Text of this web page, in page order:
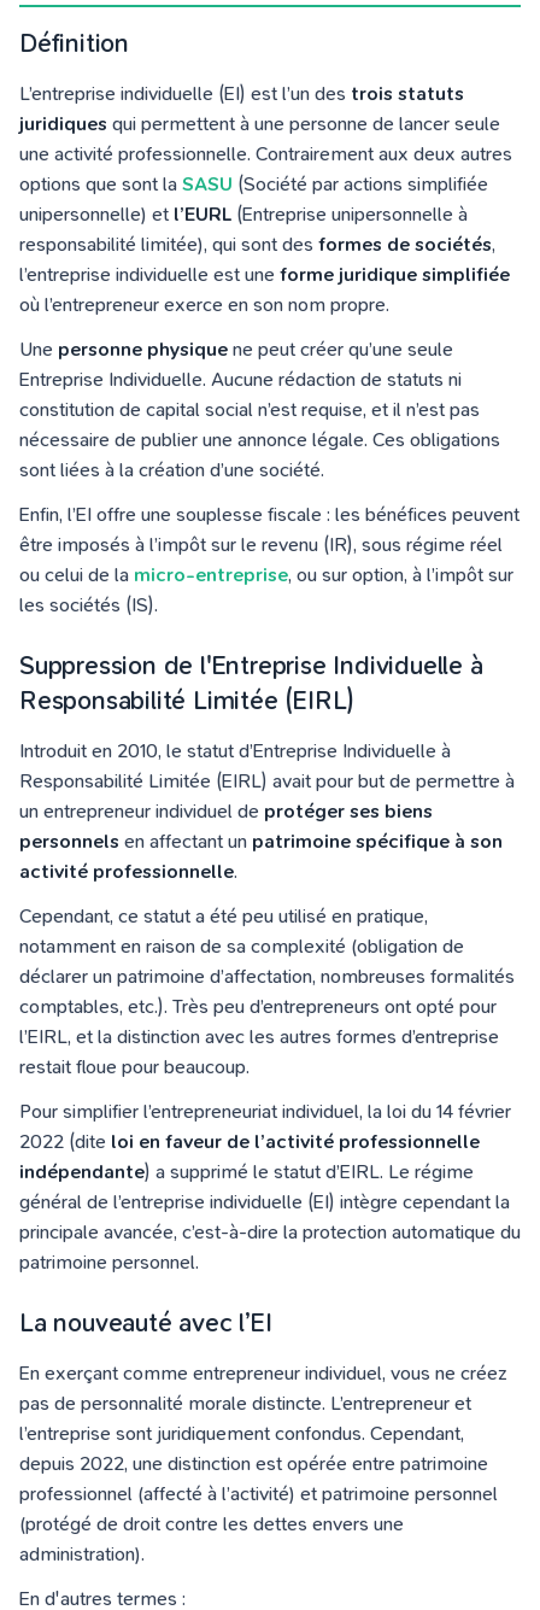
Définition
L’entreprise individuelle (EI) est l’un des trois statuts
juridiques qui permettent à une personne de lancer seule
une activité professionnelle. Contrairement aux deux autres
options que sont la SASU (Société par actions simplifiée
unipersonnelle) et l’EURL (Entreprise unipersonnelle à
responsabilité limitée), qui sont des formes de sociétés,
l’entreprise individuelle est une forme juridique simplifiée
où l’entrepreneur exerce en son nom propre.
Une personne physique ne peut créer qu’une seule
Entreprise Individuelle. Aucune rédaction de statuts ni
constitution de capital social n’est requise, et il n’est pas
nécessaire de publier une annonce légale. Ces obligations
sont liées à la création d’une société.
Enfin, l’EI offre une souplesse fiscale : les bénéfices peuvent
être imposés à l’impôt sur le revenu (IR), sous régime réel
ou celui de la micro-entreprise, ou sur option, à l’impôt sur
les sociétés (IS).
Suppression de l'Entreprise Individuelle à
Responsabilité Limitée (EIRL)
Introduit en 2010, le statut d’Entreprise Individuelle à
Responsabilité Limitée (EIRL) avait pour but de permettre à
un entrepreneur individuel de protéger ses biens
personnels en affectant un patrimoine spécifique à son
activité professionnelle.
Cependant, ce statut a été peu utilisé en pratique,
notamment en raison de sa complexité (obligation de
déclarer un patrimoine d’affectation, nombreuses formalités
comptables, etc.). Très peu d’entrepreneurs ont opté pour
l’EIRL, et la distinction avec les autres formes d’entreprise
restait floue pour beaucoup.
Pour simplifier l’entrepreneuriat individuel, la loi du 14 février
2022 (dite loi en faveur de l’activité professionnelle
indépendante) a supprimé le statut d’EIRL. Le régime
général de l’entreprise individuelle (EI) intègre cependant la
principale avancée, c’est-à-dire la protection automatique du
patrimoine personnel.
La nouveauté avec l’EI
En exerçant comme entrepreneur individuel, vous ne créez
pas de personnalité morale distincte. L’entrepreneur et
l’entreprise sont juridiquement confondus. Cependant,
depuis 2022, une distinction est opérée entre patrimoine
professionnel (affecté à l’activité) et patrimoine personnel
(protégé de droit contre les dettes envers une
administration).
En d'autres termes :